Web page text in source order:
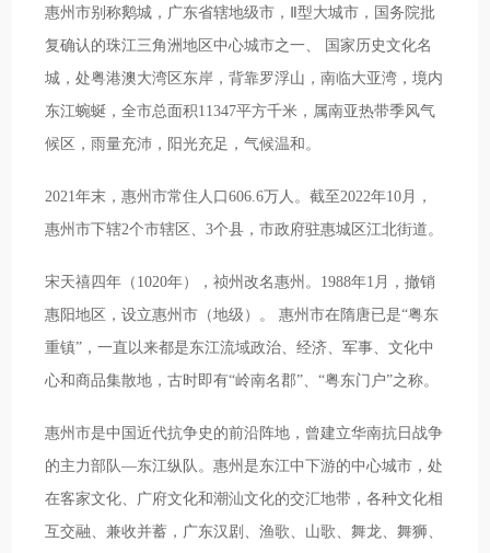
惠州市别称鹅城，广东省辖地级市，Ⅱ型大城市，国务院批
复确认的珠江三角洲地区中心城市之一、 国家历史文化名
城，处粤港澳大湾区东岸，背靠罗浮山，南临大亚湾，境内
东江蜿蜒，全市总面积11347平方千米，属南亚热带季风气
候区，雨量充沛，阳光充足，气候温和。
2021年末，惠州市常住人口606.6万人。截至2022年10月，
惠州市下辖2个市辖区、3个县，市政府驻惠城区江北街道。
宋天禧四年（1020年），祯州改名惠州。1988年1月，撤销
惠阳地区，设立惠州市（地级）。 惠州市在隋唐已是“粤东
重镇”，一直以来都是东江流域政治、经济、军事、文化中
心和商品集散地，古时即有“岭南名郡”、“粤东门户”之称。
惠州市是中国近代抗争史的前沿阵地，曾建立华南抗日战争
的主力部队—东江纵队。惠州是东江中下游的中心城市，处
在客家文化、广府文化和潮汕文化的交汇地带，各种文化相
互交融、兼收并蓄，广东汉剧、渔歌、山歌、舞龙、舞狮、